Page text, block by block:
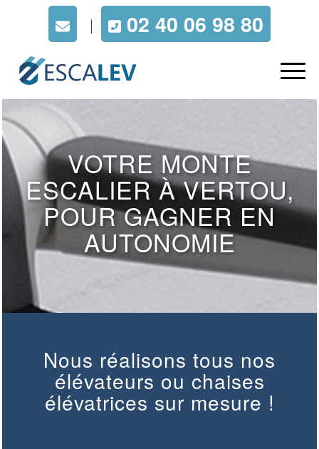
02 40 06 98 80
VOTRE MONTE
ESCALIER À VERTOU,
POUR GAGNER EN
AUTONOMIE
Nous réalisons tous nos
élévateurs ou chaises
élévatrices sur mesure !